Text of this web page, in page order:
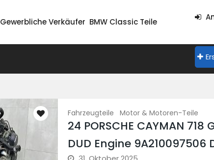
Gewerbliche Verkäufer BMW Classic Teile
Fahrzeugteile Motor & Motoren-Teile
24 PORSCHE CAYMAN 718
DUD Engine 9A210097506